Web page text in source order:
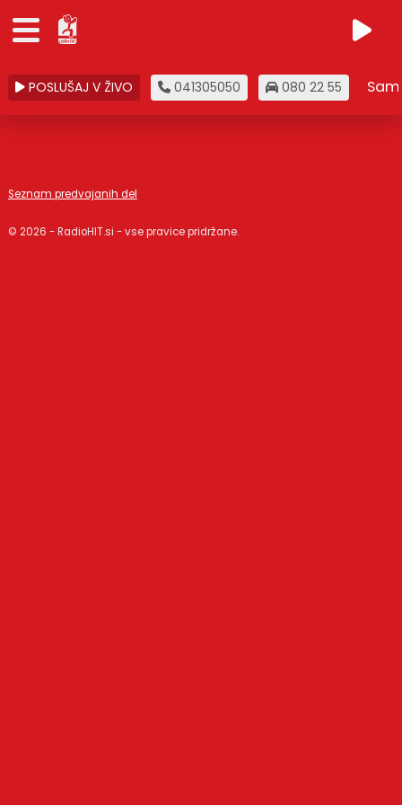
POSLUŠAJ V ŽIVO 041305050 080 22 55
Seznam predvajanih del
© 2026 - RadioHIT.si - vse pravice pridržane.